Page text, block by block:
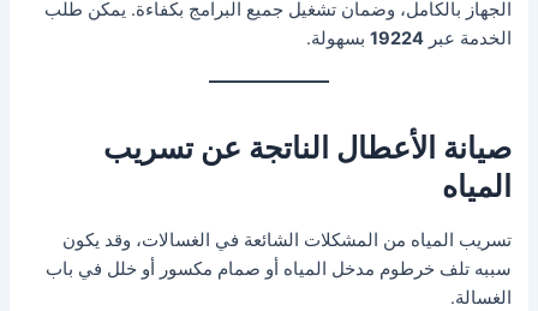
الجهاز بالكامل، وضمان تشغيل جميع البرامج بكفاءة. يمكن طلب
الخدمة عبر19224 بسهولة.
صيانة الأعطال الناتجة عن تسريب
المياه
تسريب المياه من المشكلات الشائعة في الغسالات، وقد يكون
سببه تلف خرطوم مدخل المياه أو صمام مكسور أو خلل في باب
الغسالة.